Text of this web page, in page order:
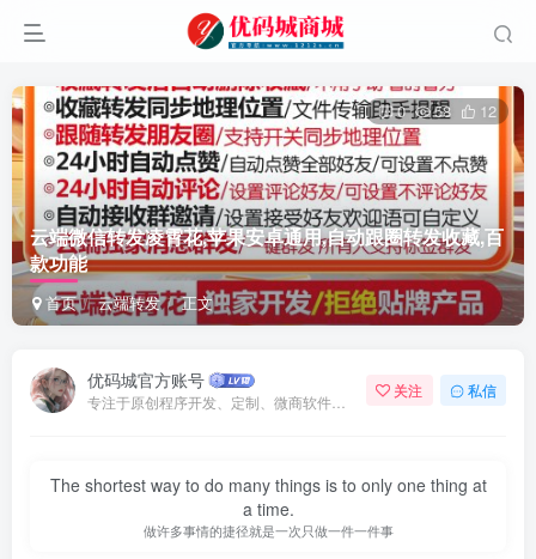
云端微信转发凌霄花,苹果安卓通用,自动跟圈转发收藏,百
款功能
首页 云端转发 正文
0 58 12
优码城官方账号 关注 私信
The shortest way to do many things is to only one thing at
a time.
做许多事情的捷径就是一次只做一件一件事